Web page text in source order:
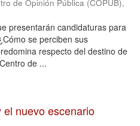
de Opinión Pública (COPUB),
presentarán candidaturas para
se perciben sus
respecto del destino de
de ...
nuevo escenario